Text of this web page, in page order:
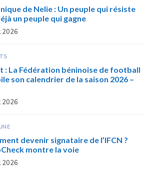
de Nelie : Un peuple qui résiste
un peuple qui gagne
2026
: La Fédération béninoise de football
son calendrier de la saison 2026 –
2026
devenir signataire de l’IFCN ?
montre la voie
2026